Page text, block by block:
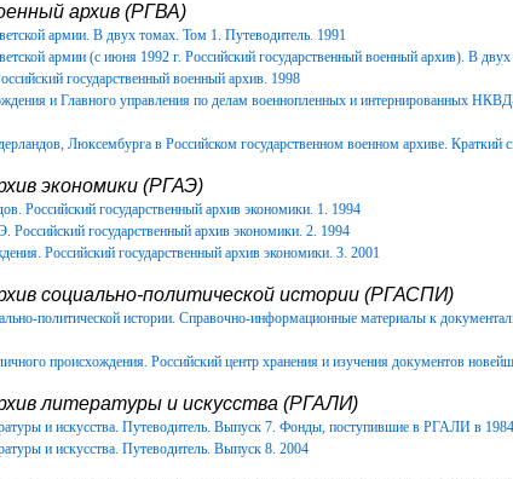
архив (РГВА)
армии. В двух томах. Том 1. Путеводитель. 1991
армии (с июня 1992 г. Российский государственный военный архив). В
государственный военный архив. 1998
и Главного управления по делам военнопленных и интернированных
Люксембурга в Российском государственном военном архиве. Краткий
экономики (РГАЭ)
Российский государственный архив экономики. 1. 1994
государственный архив экономики. 2. 1994
Российский государственный архив экономики. 3. 2001
социально-политической истории (РГАСПИ)
политической истории. Справочно-информационные материалы к
происхождения. Российский центр хранения и изучения документов
литературы и искусства (РГАЛИ)
и искусства. Путеводитель. Выпуск 7. Фонды, поступившие в РГАЛИ в
и искусства. Путеводитель. Выпуск 8. 2004